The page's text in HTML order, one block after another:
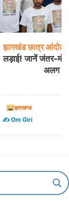
झारखंड छात्र
लड़ाई! जानें जंतर-
अलग
झारखण्ड
✍️ Om Giri